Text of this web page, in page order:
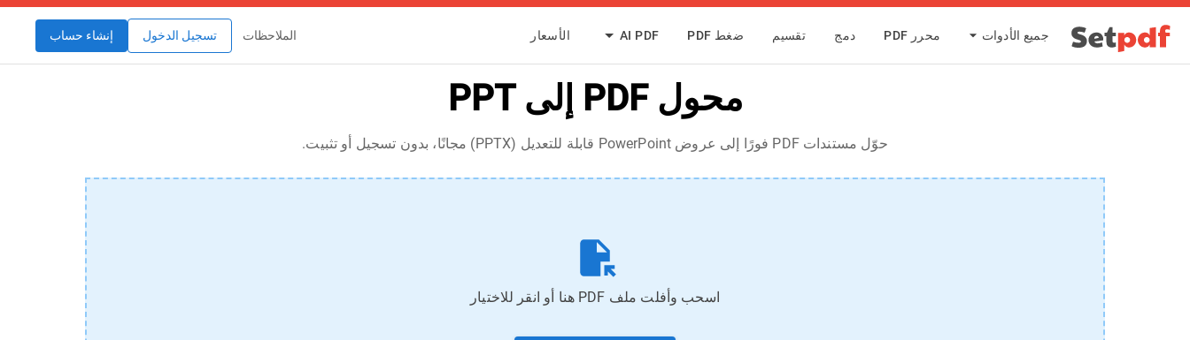
جميع الأدوات محرر PDF دمج تقسيم ضغط PDF AI PDF الأسعار الملاحظات تسجيل الدخول إنشاء حساب
محول PDF إلى PPT
حوّل مستندات PDF فورًا إلى عروض PowerPoint قابلة للتعديل (PPTX) مجانًا، بدون تسجيل أو تثبيت.
اسحب وأفلت ملف PDF هنا أو انقر للاختيار